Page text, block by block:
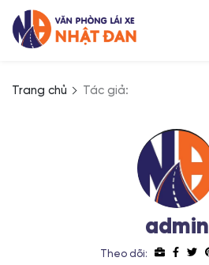
Trang chủ Tác giả:
admin
Theo dõi: